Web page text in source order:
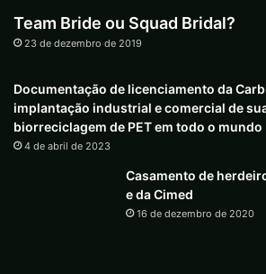
Team Bride ou Squad Bridal?
23 de dezembro de 2019
Documentação de licenciamento da
implantação industrial e comercial de
biorreciclagem de PET em todo o mundo
4 de abril de 2023
Casamento de
e da Cimed
16 de dezembro de 2020